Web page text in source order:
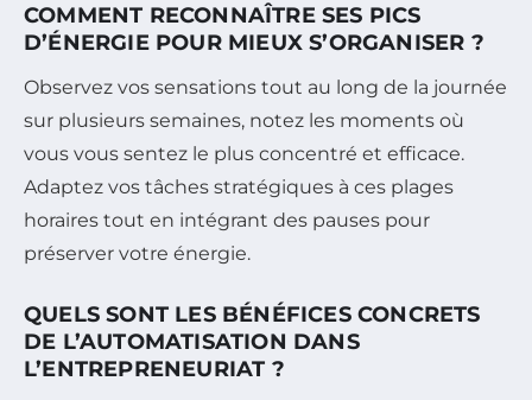
COMMENT RECONNAÎTRE SES PICS
D’ÉNERGIE POUR MIEUX S’ORGANISER ?
Observez vos sensations tout au long de la journée
sur plusieurs semaines, notez les moments où
vous vous sentez le plus concentré et efficace.
Adaptez vos tâches stratégiques à ces plages
horaires tout en intégrant des pauses pour
préserver votre énergie.
QUELS SONT LES BÉNÉFICES CONCRETS
DE L’AUTOMATISATION DANS
L’ENTREPRENEURIAT ?